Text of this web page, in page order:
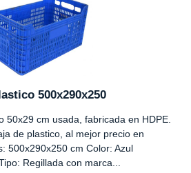
500x290x250
50x29 cm usada, fabricada en HDPE.
de plastico, al mejor precio en
500x290x250 cm Color: Azul
Regillada con marca...